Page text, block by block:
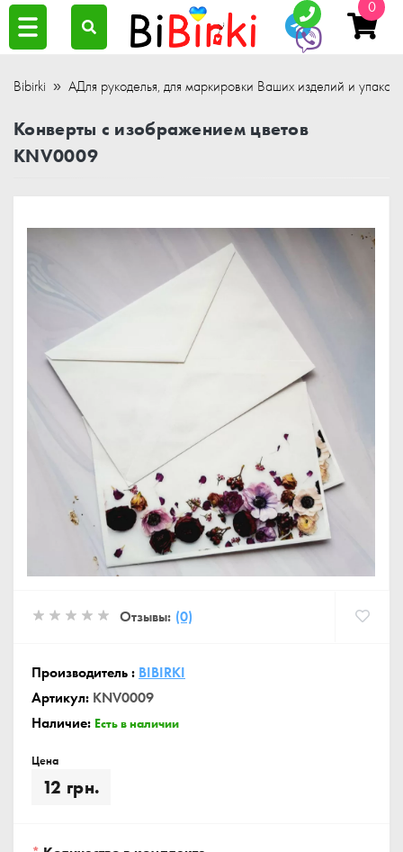
0
Bibirki АДля рукоделья, для маркировки Ваших изделий и
Конверты с изображением цветов
KNV0009
Отзывы: (0)
Производитель : BIBIRKI
Артикул: KNV0009
Наличие: Есть в наличии
Цена
12 грн.